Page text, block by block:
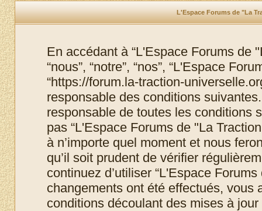
L'Espace Forums de "La
En accédant à “L'Espace Forums de
“nous”, “notre”, “nos”, “L'Espace
“https://forum.la-traction-
responsable des conditions
responsable de toutes les conditions
pas “L'Espace Forums de "La
à n’importe quel moment et nous
qu’il soit prudent de vérifier
continuez d’utiliser “L'Espace
changements ont été effectués, vous
conditions découlant des mises à